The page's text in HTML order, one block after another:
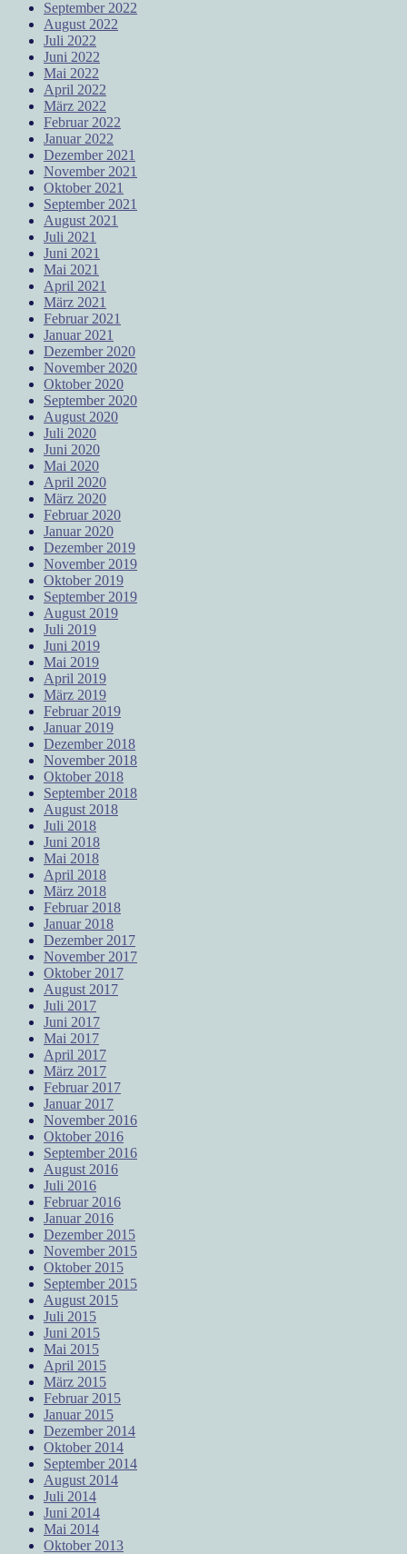
September 2022
August 2022
Juli 2022
Juni 2022
Mai 2022
April 2022
März 2022
Februar 2022
Januar 2022
Dezember 2021
November 2021
Oktober 2021
September 2021
August 2021
Juli 2021
Juni 2021
Mai 2021
April 2021
März 2021
Februar 2021
Januar 2021
Dezember 2020
November 2020
Oktober 2020
September 2020
August 2020
Juli 2020
Juni 2020
Mai 2020
April 2020
März 2020
Februar 2020
Januar 2020
Dezember 2019
November 2019
Oktober 2019
September 2019
August 2019
Juli 2019
Juni 2019
Mai 2019
April 2019
März 2019
Februar 2019
Januar 2019
Dezember 2018
November 2018
Oktober 2018
September 2018
August 2018
Juli 2018
Juni 2018
Mai 2018
April 2018
März 2018
Februar 2018
Januar 2018
Dezember 2017
November 2017
Oktober 2017
August 2017
Juli 2017
Juni 2017
Mai 2017
April 2017
März 2017
Februar 2017
Januar 2017
November 2016
Oktober 2016
September 2016
August 2016
Juli 2016
Februar 2016
Januar 2016
Dezember 2015
November 2015
Oktober 2015
September 2015
August 2015
Juli 2015
Juni 2015
Mai 2015
April 2015
März 2015
Februar 2015
Januar 2015
Dezember 2014
Oktober 2014
September 2014
August 2014
Juli 2014
Juni 2014
Mai 2014
Oktober 2013